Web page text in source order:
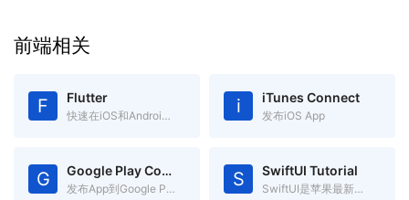
前端相关
F Flutter
快速在iOS和Android上构建高质量的原生用户界面 i iTunes Connect
发布iOS App
G Google Play Console
发布App到Google Play S SwiftUI Tutorial
SwiftUI是苹果最新推出的app声明式开发框架，跨Apple平台